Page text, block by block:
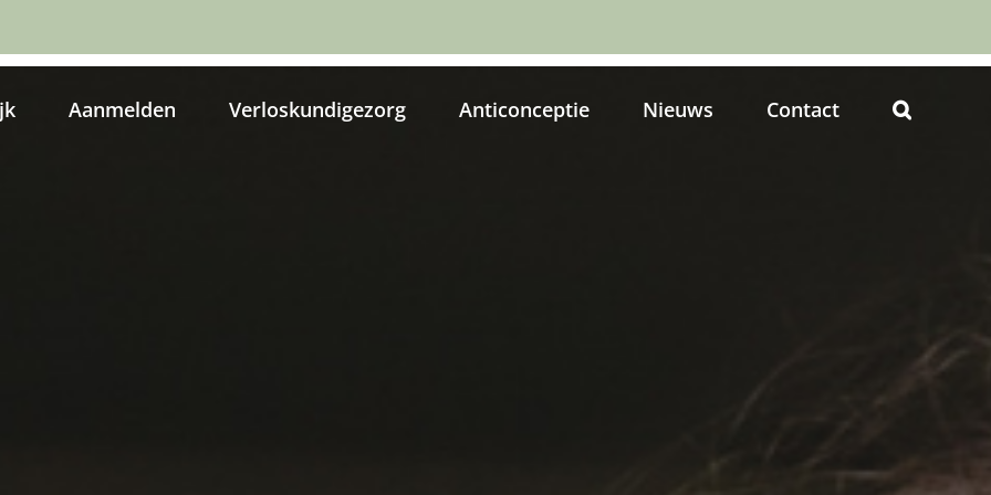
Aanmelden Verloskundigezorg Anticonceptie Nieuws Contact